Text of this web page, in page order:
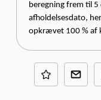
beregning frem til 5
afholdelsesdato,
opkrævet 100 % af